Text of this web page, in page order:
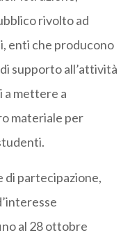
rivolto ad
enti che producono
supporto all’attività
a mettere a
materiale per
di partecipazione,
al 28 ottobre